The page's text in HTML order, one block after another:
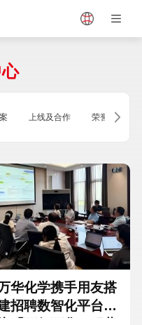
Vietnam
Malaysia
Thailand
Turkey
Mexico
Macau
上线及合作 荣誉及资质
华化学携手用友搭
招聘数智化平台，